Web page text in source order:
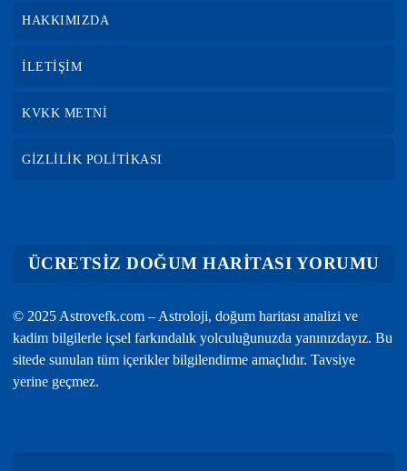
HAKKIMIZDA
İLETİŞİM
KVKK METNİ
GİZLİLİK POLİTİKASI
ÜCRETSİZ DOĞUM HARİTASI YORUMU
© 2025 Astrovefk.com – Astroloji, doğum haritası analizi ve
kadim bilgilerle içsel farkındalık yolculuğunuzda yanınızdayız. Bu
sitede sunulan tüm içerikler bilgilendirme amaçlıdır. Tavsiye
yerine geçmez.